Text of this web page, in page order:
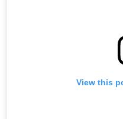
View this